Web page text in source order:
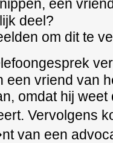
een
deel?
om dit te
een vriend van
omdat hij
Vervolgens
van een